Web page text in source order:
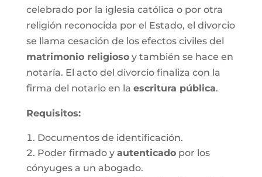
celebrado por la iglesia católica o por otra
religión reconocida por el Estado, el divorcio
se llama cesación de los efectos civiles del
matrimonio religiosoy también se hace en
notaría. El acto del divorcio finaliza con la
firma del notario en la escritura pública.
Requisitos:
Documentos de identificación.
Poder firmado y autenticadopor los
cónyuges a un abogado.